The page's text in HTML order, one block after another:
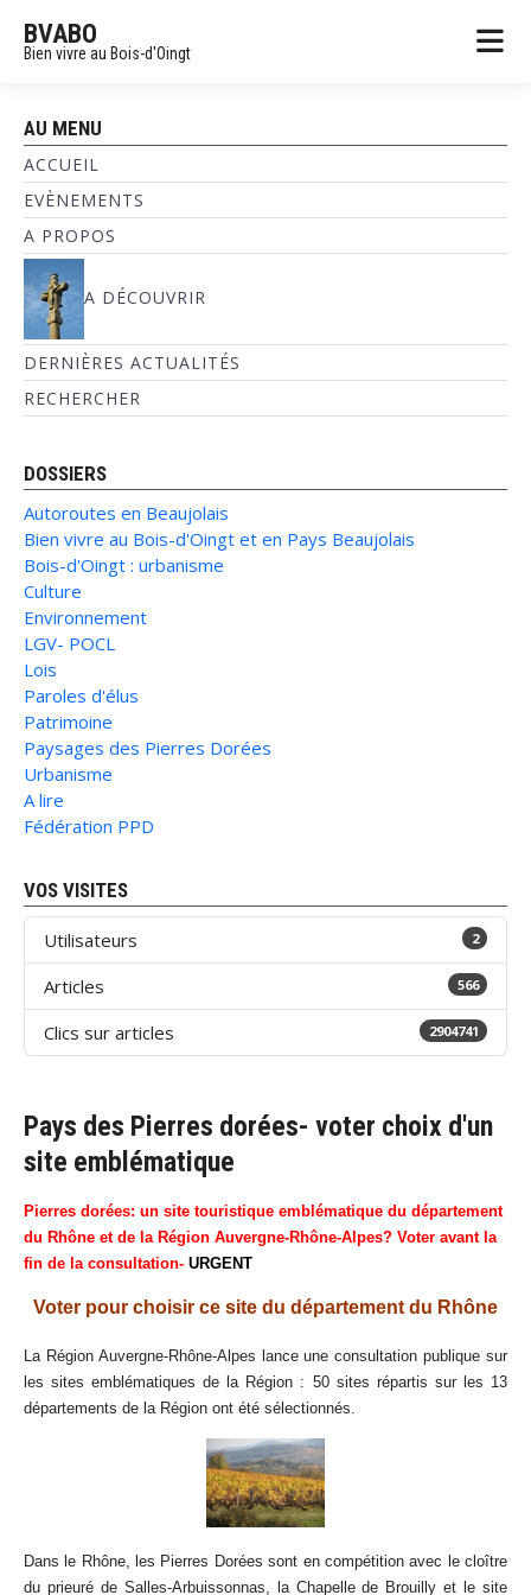
BVABO
Bien vivre au Bois-d'Oingt
AU MENU
ACCUEIL
EVÈNEMENTS
A PROPOS
A DÉCOUVRIR
DERNIÈRES ACTUALITÉS
RECHERCHER
DOSSIERS
Autoroutes en Beaujolais
Bien vivre au Bois-d'Oingt et en Pays Beaujolais
Bois-d'Oingt : urbanisme
Culture
Environnement
LGV- POCL
Lois
Paroles d'élus
Patrimoine
Paysages des Pierres Dorées
Urbanisme
A lire
Fédération PPD
VOS VISITES
Utilisateurs 2
Articles 566
Clics sur articles 2904741
Pays des Pierres dorées- voter choix d'un
site emblématique
Pierres dorées: un site touristique emblématique du département
du Rhône et de la Région Auvergne-Rhône-Alpes? Voter avant la
fin de la consultation- URGENT
Voter pour choisir ce site du département du Rhône
La Région Auvergne-Rhône-Alpes lance une consultation publique sur
les sites emblématiques de la Région : 50 sites répartis sur les 13
départements de la Région ont été sélectionnés.
Dans le Rhône, les Pierres Dorées sont en compétition avec le cloître
du prieuré de Salles-Arbuissonnas, la Chapelle de Brouilly et le site